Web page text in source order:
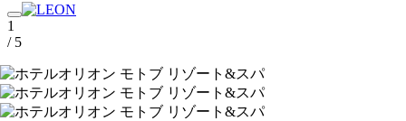
1
/ 5